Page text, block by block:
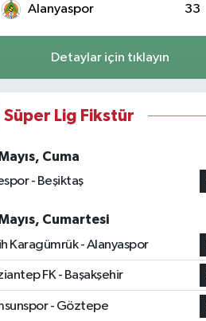
Alanyaspor 33
Detaylar için tıklayın
Süper Lig Fikstür
Cuma
- Beşiktaş
Cumartesi
Karagümrük - Alanyaspor
FK - Başakşehir
- Göztepe